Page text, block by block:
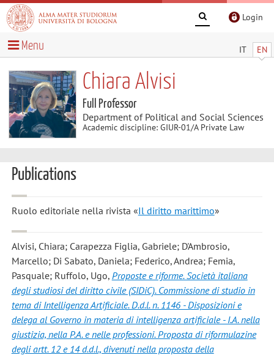
Login
IT EN
Menu
Chiara Alvisi
Full Professor
Department of Political and Social Sciences
Academic discipline: GIUR-01/A Private Law
Publications
Ruolo editoriale nella rivista «Il diritto marittimo»
Alvisi, Chiara; Carapezza Figlia, Gabriele; D'Ambrosio,
Marcello; Di Sabato, Daniela; Federico, Andrea; Femia,
Pasquale; Ruffolo, Ugo, Proposte e riforme. Società italiana
degli studiosi del diritto civile (SIDiC). Commissione di studio in
tema di Intelligenza Artificiale. D.d.l. n. 1146 - Disposizioni e
delega al Governo in materia di intelligenza artificiale - I.A. nella
giustizia, nella P.A. e nelle professioni. Proposta di riformulazine
degli artt. 12 e 14 d.d.l., divenuti nella proposta della